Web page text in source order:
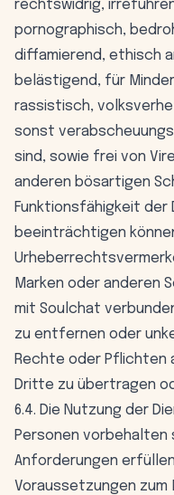
rechtswidrig,
pornographisch,
diffamierend, ethisch
belästigend, für
rassistisch,
sonst
sind, sowie frei von
anderen bösartigen
Funktionsfähigkeit
beeinträchtigen
Marken oder anderen
mit Soulchat
zu entfernen oder
Rechte oder Pflichten
Dritte zu übertragen
6.4. Die Nutzung der
Personen vorbehalten
Anforderungen
Voraussetzungen